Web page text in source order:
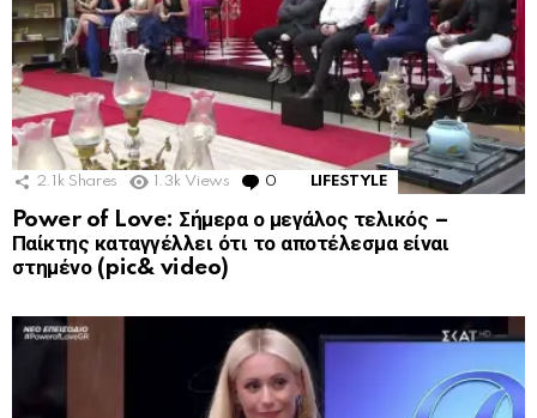
2.1k Shares 1.3k Views 0 Comments
LIFESTYLE
Power of Love: Σήμερα ο μεγάλος τελικός –
Παίκτης καταγγέλλει ότι το αποτέλεσμα είναι
στημένο (pic& video)